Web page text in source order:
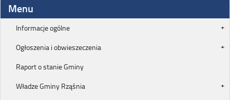
Menu
Informacje ogólne
Ogłoszenia i obwieszeczenia
Raport o stanie Gminy
Władze Gminy Rząśnia